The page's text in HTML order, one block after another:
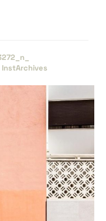
InstArchives